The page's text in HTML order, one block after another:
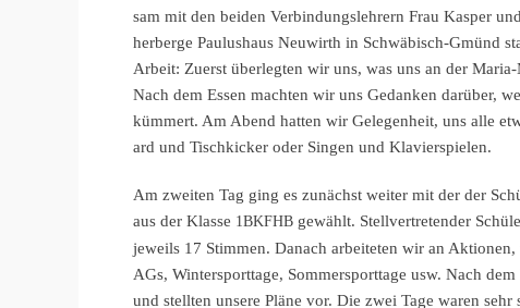
sam mit den beiden Verbin­dungs­leh­rern Frau Kasper
her­ber­ge Paulus­haus Neuwirth in Schwä­bisch-Gmünd
Arbeit: Zuerst überleg­ten wir uns, was uns an der
Nach dem Essen machten wir uns Gedan­ken darüber,
kümmert. Am Abend hatten wir Gelegen­heit, uns alle
ard und Tisch­ki­cker oder Singen und Klavierspielen.
Am zweiten Tag ging es zunächst weiter mit der der
aus der Klasse 1BKFHB gewählt. Stell­ver­tre­ten­der
jeweils 17 Stimmen. Danach arbei­te­ten wir an
AGs, Winter­sport­ta­ge, Sommer­sport­ta­ge usw. Nach
und stell­ten unsere Pläne vor. Die zwei Tage waren